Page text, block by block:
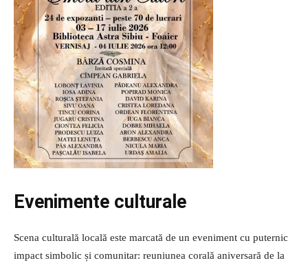
Evenimente culturale
Scena culturală locală este marcată de un eveniment cu puternic
impact simbolic și comunitar: reuniunea corală aniversară de la